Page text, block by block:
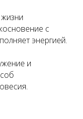
с
энергией.
и